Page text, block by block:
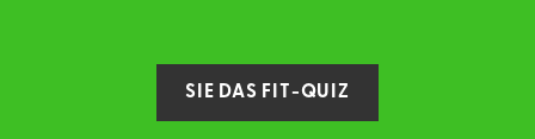
SIE DAS FIT-QUIZ